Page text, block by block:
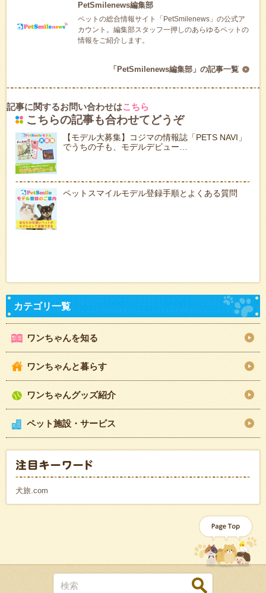
PetSmilenews編集部
ペットの総合情報サイト「PetSmilenews」の公式ア
カウント。編集部スタッフ一押しのあらゆるペットの
情報をご紹介します。
「PetSmilenews編集部」の記事一覧
記事に関するお問い合わせはこちら
こちらの記事も合わせてどうぞ
【モデル大募集】コジマの情報誌「PETS NAVI」
でうちの子も、モデルデビュー…
ペットスマイルモデル登録手順とよくある質問
ワンちゃんを知る
ワンちゃんと暮らす
ワンちゃんグッズ紹介
ペット施設・サービス
犬旅.com